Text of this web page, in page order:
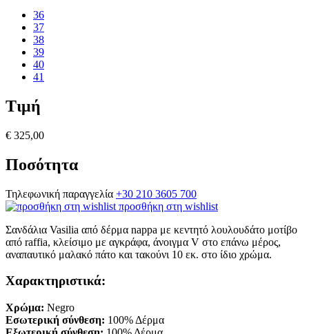
36
37
38
39
40
41
Τιμή
€ 325,00
Ποσότητα
Τηλεφωνική παραγγελία +30 210 3605 700
προσθήκη στη wishlist
Σανδάλια Vasilia από δέρμα nappa με κεντητό λουλουδάτο μοτίβο
από raffia, κλείσιμο με αγκράφα, άνοιγμα V στο επάνω μέρος,
αναπαυτικό μαλακό πάτο και τακούνι 10 εκ. στο ίδιο χρώμα.
Χαρακτηριστικά:
Χρώμα: Negro
Εσωτερική σύνθεση: 100% Δέρμα